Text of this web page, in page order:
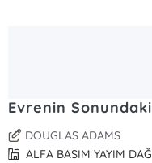
Evrenin
DOUGLAS ADAMS
ALFA BASIM YAYIM